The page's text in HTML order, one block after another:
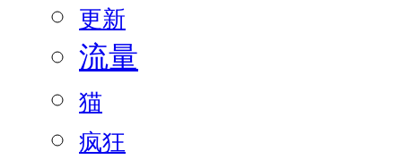
更新
流量
猫
疯狂